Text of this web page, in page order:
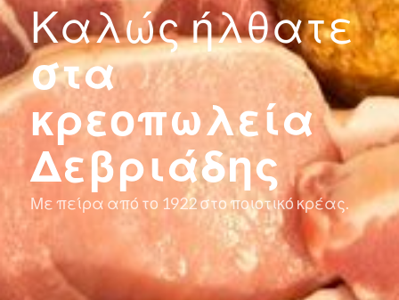
Καλώς ήλθατε
στα
κρεοπωλεία
Δεβριάδης
Με πείρα από το 1922 στο ποιοτικό κρέας.